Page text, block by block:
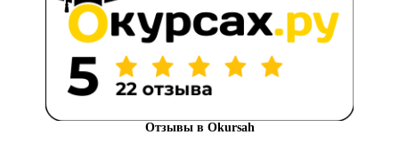
Отзывы в Okursah